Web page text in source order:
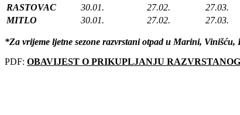
RASTOVAC
30.01. 27.02. 27.03.
MITLO
30.01. 27.02. 27.03.
*Za vrijeme ljetne sezone razvrstani otpad u Marini,
PDF: OBAVIJEST O PRIKUPLJANJU